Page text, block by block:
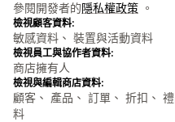
參閱開發者的隱私權政策 。
檢視顧客資料:
敏感資料、 裝置與活動資料
檢視員工與協作者資料:
商店擁有人
檢視與編輯商店資料:
顧客、 產品、 訂單、 折扣、
料